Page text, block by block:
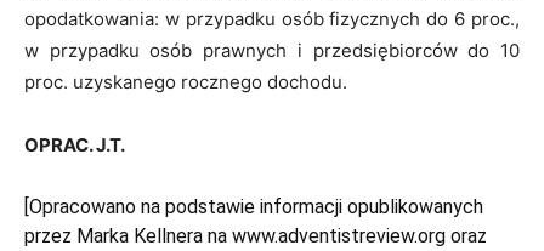
opodatkowania: w przypadku osób fizycznych do 6 proc.,
w przypadku osób prawnych i przedsiębiorców do 10
proc. uzyskanego rocznego dochodu.
OPRAC. J.T.
[Opracowano na podstawie informacji opublikowanych
przez Marka Kellnera na www.adventistreview.org oraz